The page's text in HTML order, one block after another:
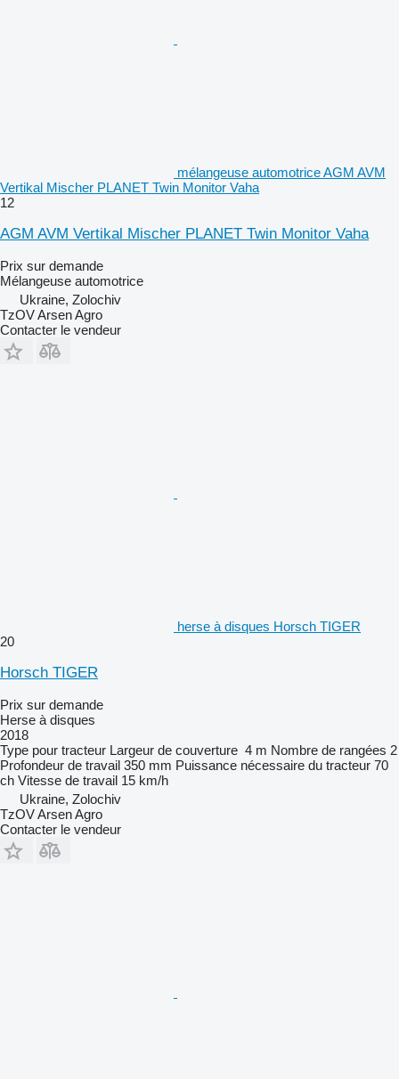
mélangeuse automotrice AGM AVM
Vertikal Mischer PLANET Twin Monitor Vaha
12
AGM AVM Vertikal Mischer PLANET Twin Monitor Vaha
Prix sur demande
Mélangeuse automotrice
Ukraine, Zolochiv
TzOV Arsen Agro
Contacter le vendeur
herse à disques Horsch TIGER
20
Horsch TIGER
Prix sur demande
Herse à disques
2018
Type pour tracteur Largeur de couverture 4 m Nombre de rangées 2
Profondeur de travail 350 mm Puissance nécessaire du tracteur 70
ch Vitesse de travail 15 km/h
Ukraine, Zolochiv
TzOV Arsen Agro
Contacter le vendeur